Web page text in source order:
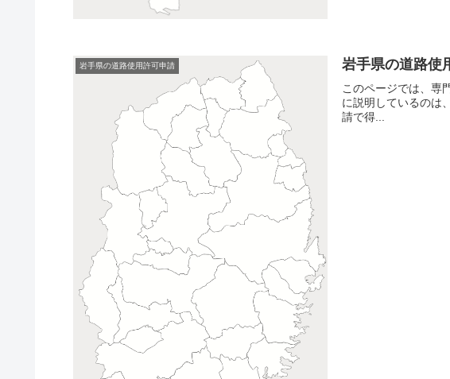
岩手県の道路使用許可申請 岩手県の道路使
このページでは、専
に説明しているのは
請で得...